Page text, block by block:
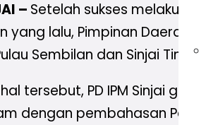
– Setelah sukses
yang lalu, Pimpinan Daerah
Sembilan dan Sinjai Timur
tersebut, PD IPM Sinjai
dengan pembahasan